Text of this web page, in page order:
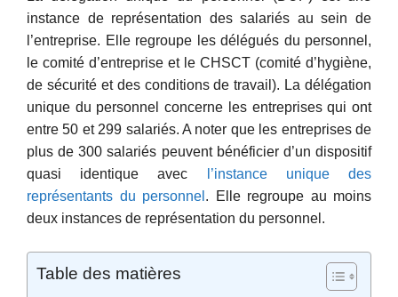
instance de représentation des salariés au sein de
l’entreprise. Elle regroupe les délégués du personnel,
le comité d’entreprise et le CHSCT (comité d’hygiène,
de sécurité et des conditions de travail). La délégation
unique du personnel concerne les entreprises qui ont
entre 50 et 299 salariés. A noter que les entreprises de
plus de 300 salariés peuvent bénéficier d’un dispositif
quasi identique avec
l’instance unique des
représentants du personnel . Elle regroupe au moins
deux instances de représentation du personnel.
Table des matières